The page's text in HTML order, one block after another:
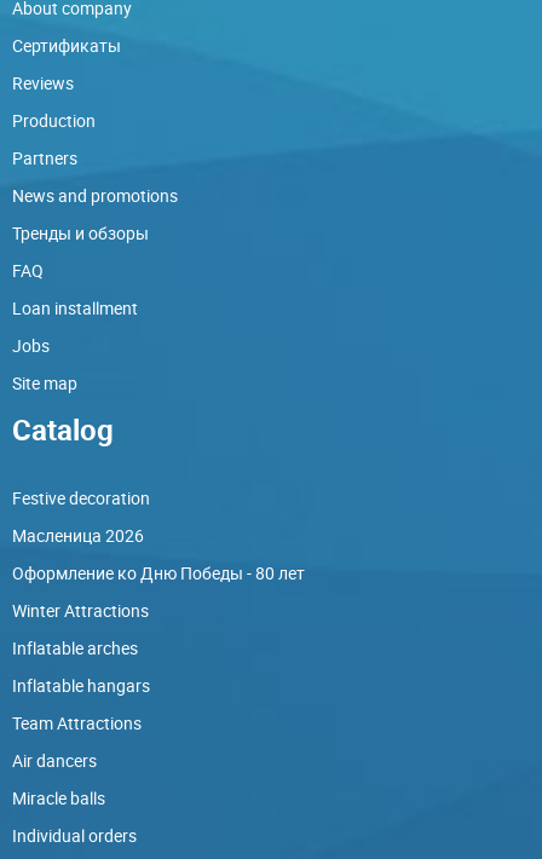
About company
Сертификаты
Reviews
Production
Partners
News and promotions
Тренды и обзоры
FAQ
Loan installment
Jobs
Site map
Catalog
Festive decoration
Масленица 2026
Оформление ко Дню Победы - 80 лет
Winter Attractions
Inflatable arches
Inflatable hangars
Team Attractions
Air dancers
Miracle balls
Individual orders